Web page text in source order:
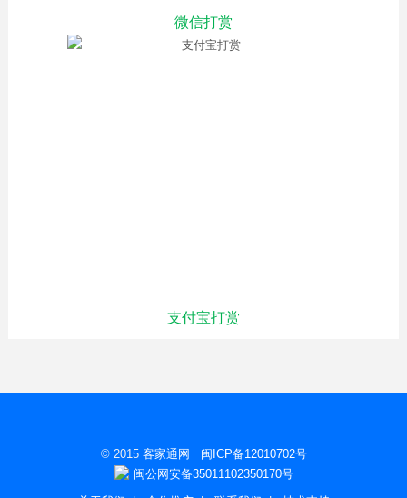
微信打赏
支付宝打赏
© 2015 客家通网
闽ICP备12010702号
闽公网安备35011102350170号